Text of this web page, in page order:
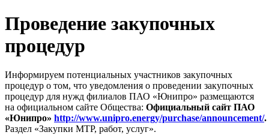
Проведение закупочных
процедур
Информируем потенциальных участников закупочных
процедур о том, что уведомления о проведении закупочных
процедур для нужд филиалов ПАО «Юнипро» размещаются
на официальном сайте Общества: Официальный сайт ПАО
«Юнипро» http://www.unipro.energy/purchase/announcement/.
Раздел «Закупки МТР, работ, услуг».